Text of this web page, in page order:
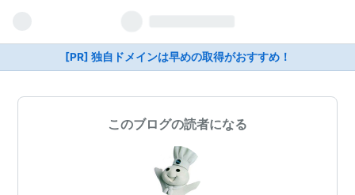
[PR] 独自ドメインは早めの取得がおすすめ！
このブログの読者になる